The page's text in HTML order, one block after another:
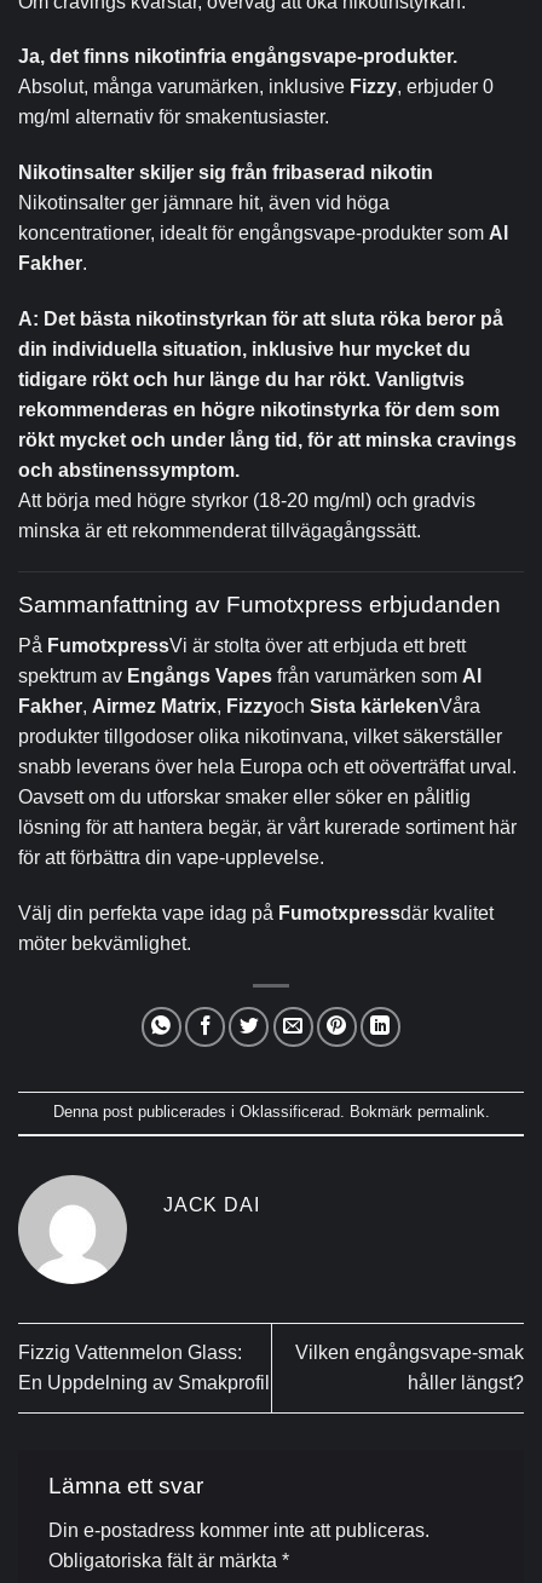
Ja, det finns nikotinfria engångsvape-produkter.
Absolut, många varumärken, inklusive Fizzy, erbjuder 0
mg/ml alternativ för smakentusiaster.
Nikotinsalter skiljer sig från fribaserad nikotin
Nikotinsalter ger jämnare hit, även vid höga
koncentrationer, idealt för engångsvape-produkter som Al
Fakher.
A: Det bästa nikotinstyrkan för att sluta röka beror på
din individuella situation, inklusive hur mycket du
tidigare rökt och hur länge du har rökt. Vanligtvis
rekommenderas en högre nikotinstyrka för dem som
rökt mycket och under lång tid, för att minska cravings
och abstinenssymptom.
Att börja med högre styrkor (18-20 mg/ml) och gradvis
minska är ett rekommenderat tillvägagångssätt.
Sammanfattning av Fumotxpress erbjudanden
På FumotxpressVi är stolta över att erbjuda ett brett
spektrum av Engångs Vapes från varumärken som Al
Fakher, Airmez Matrix, Fizzyoch Sista kärlekenVåra
produkter tillgodoser olika nikotinvana, vilket säkerställer
snabb leverans över hela Europa och ett oöverträffat urval.
Oavsett om du utforskar smaker eller söker en pålitlig
lösning för att hantera begär, är vårt kurerade sortiment här
för att förbättra din vape-upplevelse.
Välj din perfekta vape idag på Fumotxpressdär kvalitet
möter bekvämlighet.
Denna post publicerades i Oklassificerad. Bokmärk permalink.
JACK DAI
Fizzig Vattenmelon Glass:
En Uppdelning av Smakprofil
Vilken engångsvape-smak
håller längst?
Lämna ett svar
Din e-postadress kommer inte att publiceras.
Obligatoriska fält är märkta *